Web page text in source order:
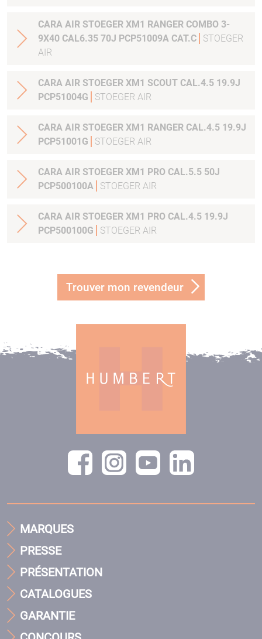
CARA AIR STOEGER XM1 RANGER COMBO 3-
9X40 CAL6.35 70J PCP51009A CAT.C
STOEGER
AIR
CARA AIR STOEGER XM1 SCOUT CAL.4.5 19.9J
PCP51004G
STOEGER AIR
CARA AIR STOEGER XM1 RANGER CAL.4.5 19.9J
PCP51001G
STOEGER AIR
CARA AIR STOEGER XM1 PRO CAL.5.5 50J
PCP500100A
STOEGER AIR
CARA AIR STOEGER XM1 PRO CAL.4.5 19.9J
PCP500100G
STOEGER AIR
Trouver mon revendeur
MARQUES
PRESSE
PRÉSENTATION
CATALOGUES
GARANTIE